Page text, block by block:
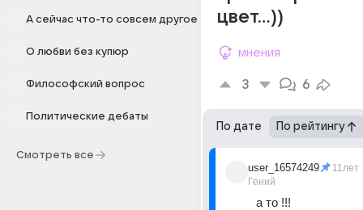
А сейчас что-то совсем другое
О любви без купюр
Философский вопрос
Политические дебаты
Смотреть все
цвет...))
мнения
3 6
По дате По рейтингу
user_16574249
Гений
11лет
а то !!!